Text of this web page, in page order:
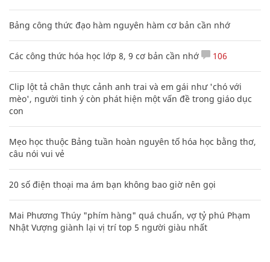
Bảng công thức đạo hàm nguyên hàm cơ bản cần nhớ
Các công thức hóa học lớp 8, 9 cơ bản cần nhớ 106
Clip lột tả chân thực cảnh anh trai và em gái như 'chó với
mèo', người tinh ý còn phát hiện một vấn đề trong giáo dục
con
Mẹo học thuộc Bảng tuần hoàn nguyên tố hóa học bằng thơ,
câu nói vui vẻ
20 số điện thoại ma ám bạn không bao giờ nên gọi
Mai Phương Thúy "phím hàng" quá chuẩn, vợ tỷ phú Phạm
Nhật Vượng giành lại vị trí top 5 người giàu nhất